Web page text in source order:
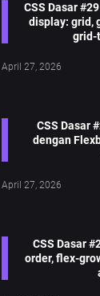
CSS Dasar
display: grid,
grid-
April 27, 2026
CSS Dasar
dengan
April 27, 2026
CSS Dasar
order, flex-